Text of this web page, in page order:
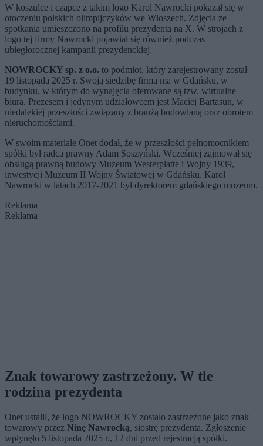
W koszulce i czapce z takim logo Karol Nawrocki pokazał się w
otoczeniu polskich olimpijczyków we Włoszech. Zdjęcia ze
spotkania umieszczono na profilu prezydenta na X. W strojach z
logo tej firmy Nawrocki pojawiał się również podczas
ubiegłorocznej kampanii prezydenckiej.
NOWROCKY sp. z o.o. to podmiot, który zarejestrowany został
19 listopada 2025 r. Swoją siedzibę firma ma w Gdańsku, w
budynku, w którym do wynajęcia oferowane są tzw. wirtualne
biura. Prezesem i jedynym udziałowcem jest Maciej Bartasun, w
niedalekiej przeszłości związany z branżą budowlaną oraz obrotem
nieruchomościami.
W swoim materiale Onet dodał, że w przeszłości pełnomocnikiem
spółki był radca prawny Adam Soszyński. Wcześniej zajmował się
obsługą prawną budowy Muzeum Westerplatte i Wojny 1939,
inwestycji Muzeum II Wojny Światowej w Gdańsku. Karol
Nawrocki w latach 2017-2021 był dyrektorem gdańskiego muzeum.
Reklama
Reklama
Znak towarowy zastrzeżony. W tle
rodzina prezydenta
Onet ustalił, że logo NOWROCKY zostało zastrzeżone jako znak
towarowy przez Ninę Nawrocką, siostrę prezydenta. Zgłoszenie
wpłynęło 5 listopada 2025 r., 12 dni przed rejestracją spółki.